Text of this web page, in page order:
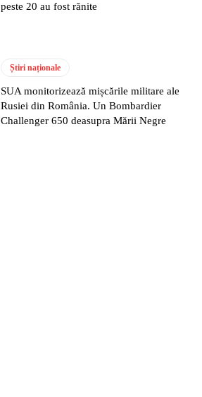
peste 20 au fost rănite
Știri naționale
SUA monitorizează mișcările militare ale
Rusiei din România. Un Bombardier
Challenger 650 deasupra Mării Negre